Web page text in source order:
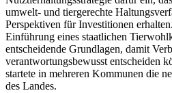
umwelt- und tiergerechte
Perspektiven für Investitionen
Einführung eines staatlichen
entscheidende Grundlagen, damit
verantwortungsbewusst entscheiden
startete in mehreren Kommunen die
des Landes.